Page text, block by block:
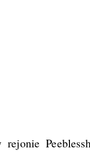
rejonie